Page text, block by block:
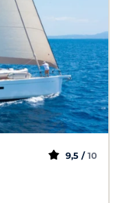
9,5 / 10